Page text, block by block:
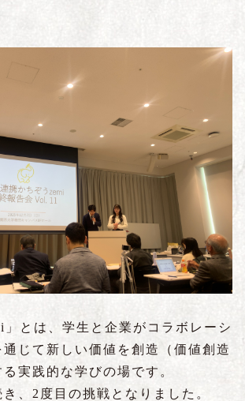
」とは、学生と企業がコラボレーシ
通じて新しい価値を創造（価値創造
実践的な学びの場です。
、2度目の挑戦となりました。